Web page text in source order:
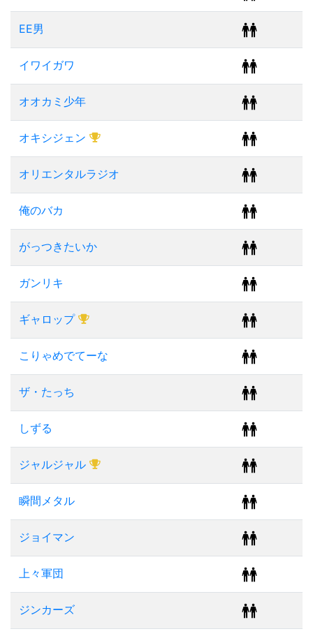
EE男
イワイガワ
オオカミ少年
オキシジェン
オリエンタルラジオ
俺のバカ
がっつきたいか
ガンリキ
ギャロップ
こりゃめでてーな
ザ・たっち
しずる
ジャルジャル
瞬間メタル
ジョイマン
上々軍団
ジンカーズ